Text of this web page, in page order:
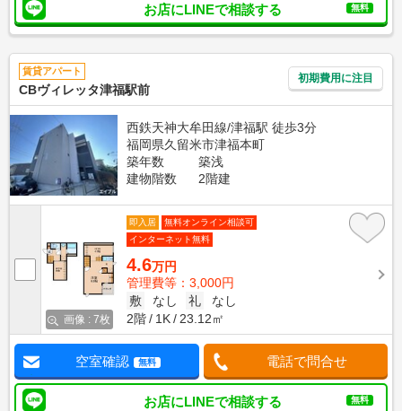
お店にLINEで相談する 無料
賃貸アパート
CBヴィレッタ津福駅前
初期費用に注目
西鉄天神大牟田線/津福駅 徒歩3分
福岡県久留米市津福本町
築年数
築浅
建物階数
2階建
画像 : 7枚
即入居
無料オンライン相談可
インターネット無料
4.6万円
管理費等：3,000円
敷
なし 礼
なし
2階
1K 23.12㎡
空室確認 無料 電話で問合せ
お店にLINEで相談する 無料